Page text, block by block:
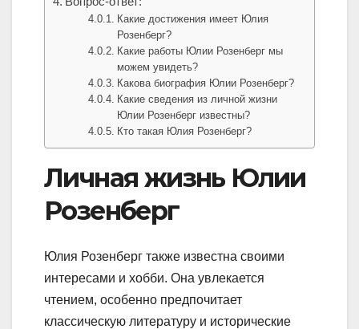
Какие достижения имеет Юлия
Розенберг?
Какие работы Юлии Розенберг мы
можем увидеть?
Какова биография Юлии Розенберг?
Какие сведения из личной жизни
Юлии Розенберг известны?
Кто такая Юлия Розенберг?
Личная жизнь Юлии
Розенберг
Юлия Розенберг также известна своими
интересами и хобби. Она увлекается
чтением, особенно предпочитает
классическую литературу и исторические